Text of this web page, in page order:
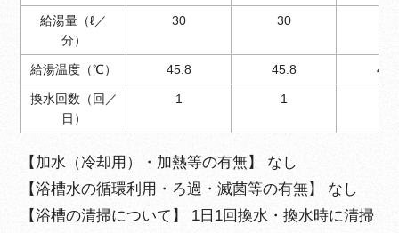
給湯量（ℓ／
分）
30 30
給湯温度（℃） 45.8 45.8
換水回数（回／
日）
1 1
【加水（冷却用）・加熱等の有無】 なし
【浴槽水の循環利用・ろ過・滅菌等の有無】 なし
【浴槽の清掃について】 1日1回換水・換水時に清掃